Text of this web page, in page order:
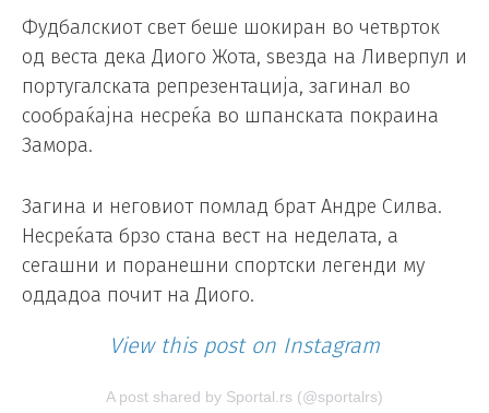
Фудбалскиот свет беше шокиран во четврток
од веста дека Диого Жота, ѕвезда на Ливерпул и
португалската репрезентација, загинал во
сообраќајна несреќа во шпанската покраина
Замора.
Загина и неговиот помлад брат Андре Силва.
Несреќата брзо стана вест на неделата, а
сегашни и поранешни спортски легенди му
оддадоа почит на Диого.
View this post on Instagram
A post shared by Sportal.rs (@sportalrs)